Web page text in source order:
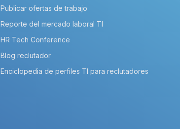
Publicar ofertas de trabajo
Reporte del mercado laboral TI
HR Tech Conference
Blog reclutador
Enciclopedia de perfiles TI para reclutadores